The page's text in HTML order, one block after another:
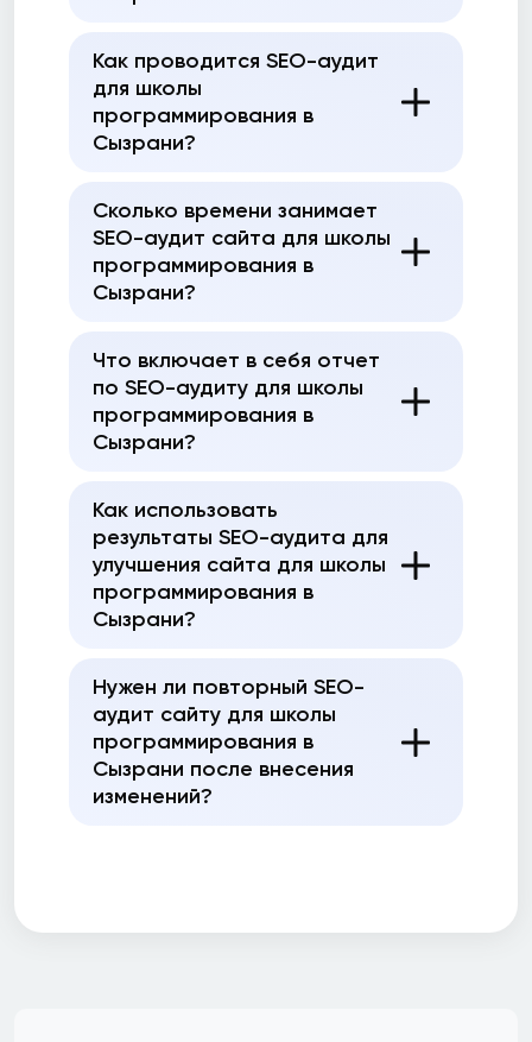
Как проводится SEO-аудит
для школы
программирования в
Сызрани?
Сколько времени занимает
SEO-аудит сайта для школы
программирования в
Сызрани?
Что включает в себя отчет
по SEO-аудиту для школы
программирования в
Сызрани?
Как использовать
результаты SEO-аудита для
улучшения сайта для школы
программирования в
Сызрани?
Нужен ли повторный SEO-
аудит сайту для школы
программирования в
Сызрани после внесения
изменений?